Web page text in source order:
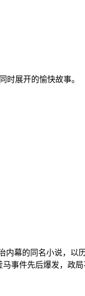
时展开的愉快故事。
幕的同名小说，以
事件先后爆发，政